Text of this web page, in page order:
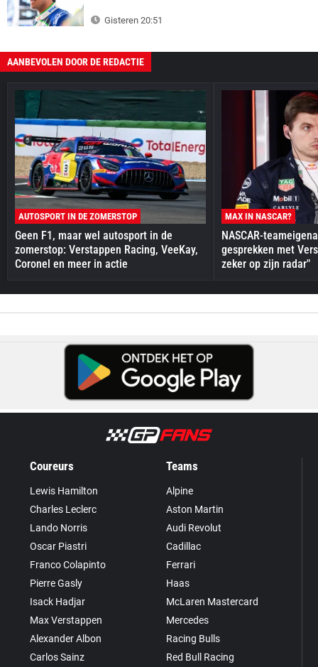
Gisteren 20:51
AANBEVOLEN DOOR DE REDACTIE
AUTOSPORT IN DE ZOMERSTOP
Geen F1, maar wel autosport in de
zomerstop: Verstappen Racing, VeeKay,
Coronel en meer in actie
MAX IN NASCAR?
NASCAR-
gesprekken met
zeker op zijn radar"
Coureurs
Lewis Hamilton
Charles Leclerc
Lando Norris
Oscar Piastri
Franco Colapinto
Pierre Gasly
Isack Hadjar
Max Verstappen
Alexander Albon
Carlos Sainz
Teams
Alpine
Aston Martin
Audi Revolut
Cadillac
Ferrari
Haas
McLaren Mastercard
Mercedes
Racing Bulls
Red Bull Racing